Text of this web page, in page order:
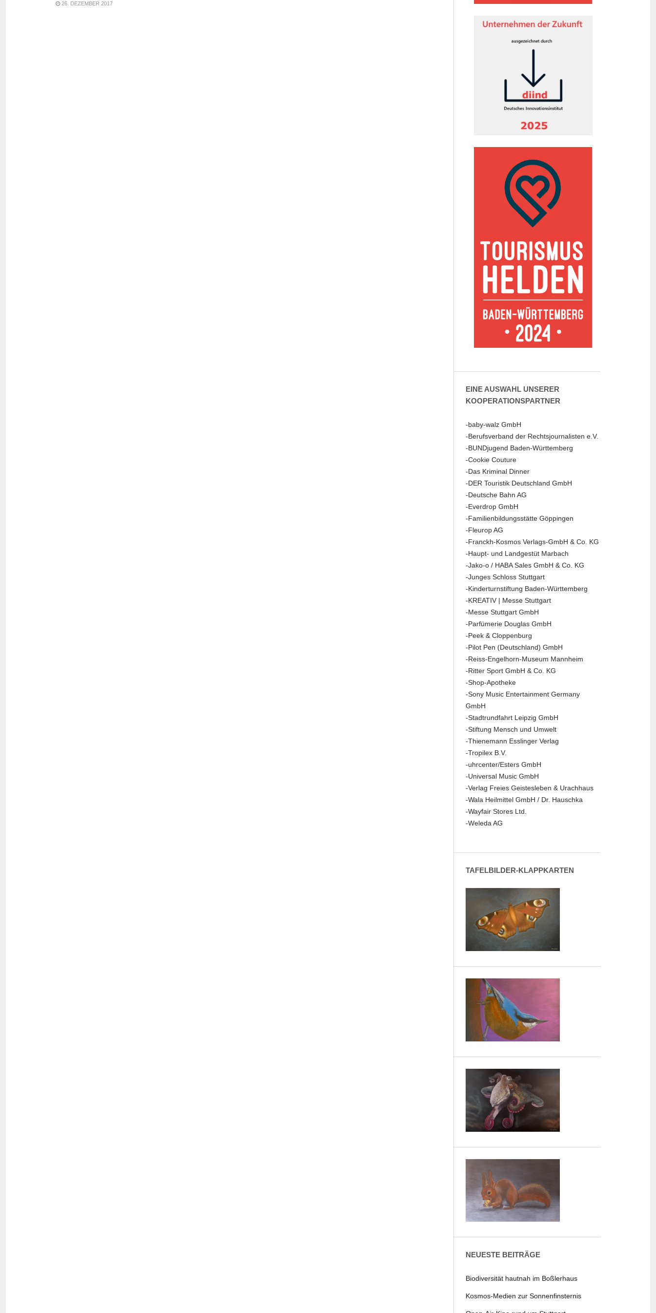
26. DEZEMBER 2017
EINE AUSWAHL UNSERER
KOOPERATIONSPARTNER
-baby-walz GmbH
-Berufsverband der Rechtsjournalisten e.V.
-BUNDjugend Baden-Württemberg
-Cookie Couture
-Das Kriminal Dinner
-DER Touristik Deutschland GmbH
-Deutsche Bahn AG
-Everdrop GmbH
-Familienbildungsstätte Göppingen
-Fleurop AG
-Franckh-Kosmos Verlags-GmbH & Co. KG
-Haupt- und Landgestüt Marbach
-Jako-o / HABA Sales GmbH & Co. KG
-Junges Schloss Stuttgart
-Kinderturnstiftung Baden-Württemberg
-KREATIV | Messe Stuttgart
-Messe Stuttgart GmbH
-Parfümerie Douglas GmbH
-Peek & Cloppenburg
-Pilot Pen (Deutschland) GmbH
-Reiss-Engelhorn-Museum Mannheim
-Ritter Sport GmbH & Co. KG
-Shop-Apotheke
-Sony Music Entertainment Germany
GmbH
-Stadtrundfahrt Leipzig GmbH
-Stiftung Mensch und Umwelt
-Thienemann Esslinger Verlag
-Tropilex B.V.
-uhrcenter/Esters GmbH
-Universal Music GmbH
-Verlag Freies Geistesleben & Urachhaus
-Wala Heilmittel GmbH / Dr. Hauschka
-Wayfair Stores Ltd.
-Weleda AG
TAFELBILDER-KLAPPKARTEN
NEUESTE BEITRÄGE
Biodiversität hautnah im Boßlerhaus
Kosmos-Medien zur Sonnenfinsternis